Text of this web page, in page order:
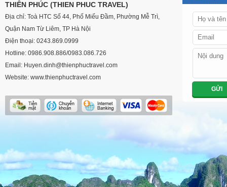
THIÊN PHÚC (THIEN PHUC TRAVEL)
Địa chỉ: Toà HTC Số 44, Phố Miếu Đầm, Phường Mễ Trì,
Quận Nam Từ Liêm, TP Hà Nội
Điện thoại: 0243.869.0999
Hotline: 0986.908.886/0983.086.726
Email: Huyen.dinh@thienphuctravel.com
Website: www.thienphuctravel.com
GỬI